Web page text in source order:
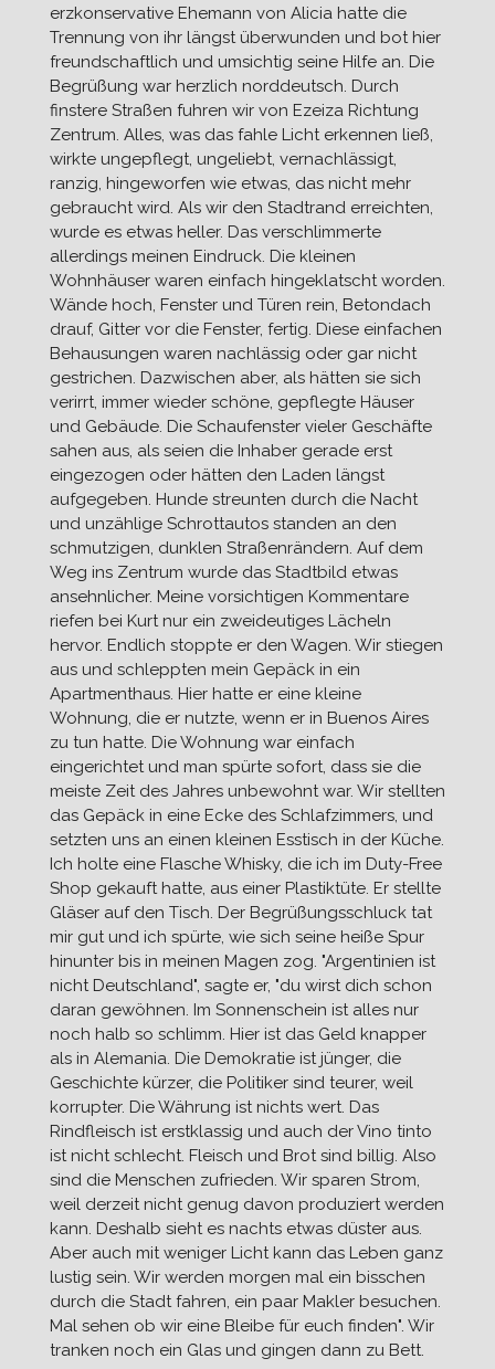
erzkonservative Ehemann von Alicia hatte die
Trennung von ihr längst überwunden und bot hier
freundschaftlich und umsichtig seine Hilfe an. Die
Begrüßung war herzlich norddeutsch. Durch
finstere Straßen fuhren wir von Ezeiza Richtung
Zentrum. Alles, was das fahle Licht erkennen ließ,
wirkte ungepflegt, ungeliebt, vernachlässigt,
ranzig, hingeworfen wie etwas, das nicht mehr
gebraucht wird. Als wir den Stadtrand erreichten,
wurde es etwas heller. Das verschlimmerte
allerdings meinen Eindruck. Die kleinen
Wohnhäuser waren einfach hingeklatscht worden.
Wände hoch, Fenster und Türen rein, Betondach
drauf, Gitter vor die Fenster, fertig. Diese einfachen
Behausungen waren nachlässig oder gar nicht
gestrichen. Dazwischen aber, als hätten sie sich
verirrt, immer wieder schöne, gepflegte Häuser
und Gebäude. Die Schaufenster vieler Geschäfte
sahen aus, als seien die Inhaber gerade erst
eingezogen oder hätten den Laden längst
aufgegeben. Hunde streunten durch die Nacht
und unzählige Schrottautos standen an den
schmutzigen, dunklen Straßenrändern. Auf dem
Weg ins Zentrum wurde das Stadtbild etwas
ansehnlicher. Meine vorsichtigen Kommentare
riefen bei Kurt nur ein zweideutiges Lächeln
hervor. Endlich stoppte er den Wagen. Wir stiegen
aus und schleppten mein Gepäck in ein
Apartmenthaus. Hier hatte er eine kleine
Wohnung, die er nutzte, wenn er in Buenos Aires
zu tun hatte. Die Wohnung war einfach
eingerichtet und man spürte sofort, dass sie die
meiste Zeit des Jahres unbewohnt war. Wir stellten
das Gepäck in eine Ecke des Schlafzimmers, und
setzten uns an einen kleinen Esstisch in der Küche.
Ich holte eine Flasche Whisky, die ich im Duty-Free
Shop gekauft hatte, aus einer Plastiktüte. Er stellte
Gläser auf den Tisch. Der Begrüßungsschluck tat
mir gut und ich spürte, wie sich seine heiße Spur
hinunter bis in meinen Magen zog. "Argentinien ist
nicht Deutschland", sagte er, "du wirst dich schon
daran gewöhnen. Im Sonnenschein ist alles nur
noch halb so schlimm. Hier ist das Geld knapper
als in Alemania. Die Demokratie ist jünger, die
Geschichte kürzer, die Politiker sind teurer, weil
korrupter. Die Währung ist nichts wert. Das
Rindfleisch ist erstklassig und auch der Vino tinto
ist nicht schlecht. Fleisch und Brot sind billig. Also
sind die Menschen zufrieden. Wir sparen Strom,
weil derzeit nicht genug davon produziert werden
kann. Deshalb sieht es nachts etwas düster aus.
Aber auch mit weniger Licht kann das Leben ganz
lustig sein. Wir werden morgen mal ein bisschen
durch die Stadt fahren, ein paar Makler besuchen.
Mal sehen ob wir eine Bleibe für euch finden". Wir
tranken noch ein Glas und gingen dann zu Bett.